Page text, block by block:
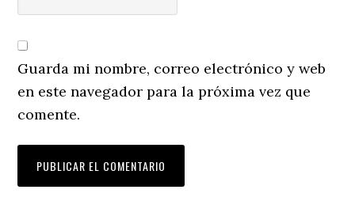
Guarda mi nombre, correo electrónico y web
en este navegador para la próxima vez que
comente.